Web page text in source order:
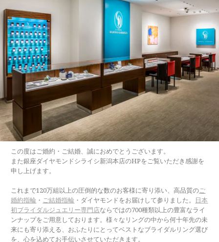
この度はご婚約・ご結婚、誠におめでとうございます。
また銀座ダイヤモンドシライシ新潟本店のHPをご覧いただき感謝を
申し上げます。
これまで120万組以上の圧倒的な数のお客様に寄り添い、高品質のご
婚約指輪 ・ ご結婚指輪 ・ダイヤモンドをお届けして参りました。 日本
初ブライダルジュエリー専門店ならではの700種類以上の豊富なライ
ンナップをご用意しております。様々なリングの中から何十年先の未
来にも寄り添える、おふたりにとってベストなブライダルリング選び
を、心を込めてお手伝いさせていただきます。